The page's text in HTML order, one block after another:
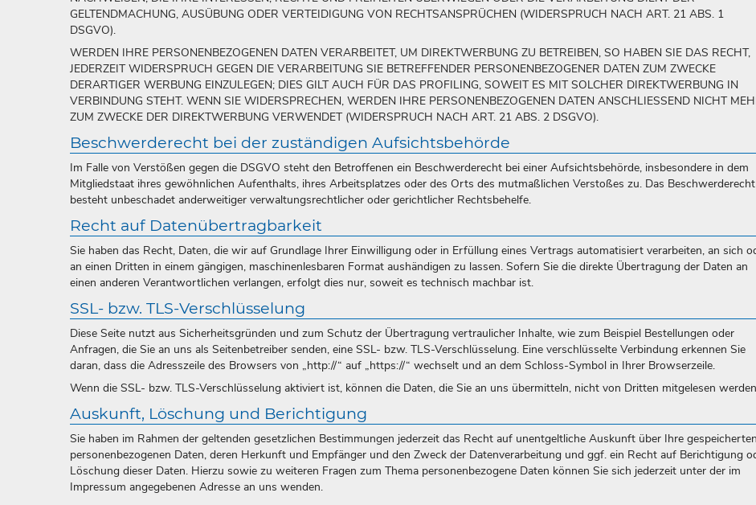
GELTENDMACHUNG, AUSÜBUNG ODER VERTEIDIGUNG VON RECHTSANSPRÜCHEN (WIDERSPRUCH NACH ART. 21 ABS. 1
DSGVO).
WERDEN IHRE PERSONENBEZOGENEN DATEN VERARBEITET, UM DIREKTWERBUNG ZU BETREIBEN, SO HABEN SIE DAS RECHT,
JEDERZEIT WIDERSPRUCH GEGEN DIE VERARBEITUNG SIE BETREFFENDER PERSONENBEZOGENER DATEN ZUM ZWECKE
DERARTIGER WERBUNG EINZULEGEN; DIES GILT AUCH FÜR DAS PROFILING, SOWEIT ES MIT SOLCHER DIREKTWERBUNG IN
VERBINDUNG STEHT. WENN SIE WIDERSPRECHEN, WERDEN IHRE PERSONENBEZOGENEN DATEN ANSCHLIESSEND NICHT
ZUM ZWECKE DER DIREKTWERBUNG VERWENDET (WIDERSPRUCH NACH ART. 21 ABS. 2 DSGVO).
Beschwerderecht bei der zuständigen Aufsichtsbehörde
Im Falle von Verstößen gegen die DSGVO steht den Betroffenen ein Beschwerderecht bei einer Aufsichtsbehörde, insbesondere in dem
Mitgliedstaat ihres gewöhnlichen Aufenthalts, ihres Arbeitsplatzes oder des Orts des mutmaßlichen Verstoßes zu. Das Beschwerderecht
besteht unbeschadet anderweitiger verwaltungsrechtlicher oder gerichtlicher Rechtsbehelfe.
Recht auf Datenübertragbarkeit
Sie haben das Recht, Daten, die wir auf Grundlage Ihrer Einwilligung oder in Erfüllung eines Vertrags automatisiert verarbeiten, an sich
an einen Dritten in einem gängigen, maschinenlesbaren Format aushändigen zu lassen. Sofern Sie die direkte Übertragung der Daten an
einen anderen Verantwortlichen verlangen, erfolgt dies nur, soweit es technisch machbar ist.
SSL- bzw. TLS-Verschlüsselung
Diese Seite nutzt aus Sicherheitsgründen und zum Schutz der Übertragung vertraulicher Inhalte, wie zum Beispiel Bestellungen oder
Anfragen, die Sie an uns als Seitenbetreiber senden, eine SSL- bzw. TLS-Verschlüsselung. Eine verschlüsselte Verbindung erkennen Sie
daran, dass die Adresszeile des Browsers von „http://“ auf „https://“ wechselt und an dem Schloss-Symbol in Ihrer Browserzeile.
Wenn die SSL- bzw. TLS-Verschlüsselung aktiviert ist, können die Daten, die Sie an uns übermitteln, nicht von Dritten mitgelesen
Auskunft, Löschung und Berichtigung
Sie haben im Rahmen der geltenden gesetzlichen Bestimmungen jederzeit das Recht auf unentgeltliche Auskunft über Ihre gespeicherten
personenbezogenen Daten, deren Herkunft und Empfänger und den Zweck der Datenverarbeitung und ggf. ein Recht auf Berichtigung
Löschung dieser Daten. Hierzu sowie zu weiteren Fragen zum Thema personenbezogene Daten können Sie sich jederzeit unter der im
Impressum angegebenen Adresse an uns wenden.